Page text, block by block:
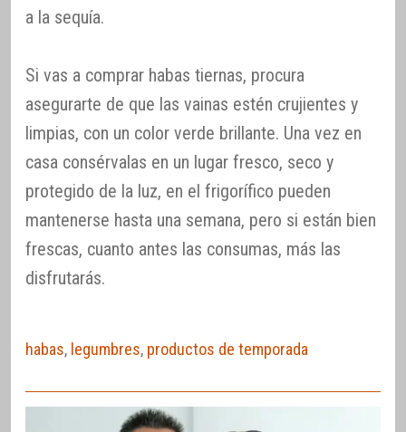
a la sequía.
Si vas a comprar habas tiernas, procura
asegurarte de que las vainas estén crujientes y
limpias, con un color verde brillante. Una vez en
casa consérvalas en un lugar fresco, seco y
protegido de la luz, en el frigorífico pueden
mantenerse hasta una semana, pero si están bien
frescas, cuanto antes las consumas, más las
disfrutarás.
habas, legumbres, productos de temporada